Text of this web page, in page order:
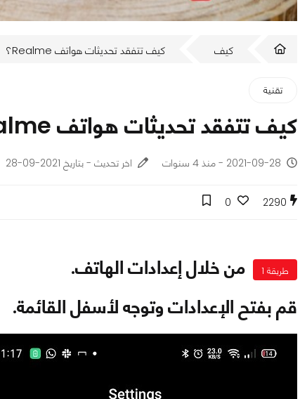
كيف كيف تتفقد تحديثات هواتف Realme؟
تقنية
كيف تتفقد تحديثات هواتف Realme؟
2021-09-28 - منذ 4 سنوات اخر تحديث - بتاريخ 2021-09-28
2290
0
طريقة 1
من خلال إعدادات الهاتف.
قم بفتح الإعدادات وتوجه لأسفل القائمة.